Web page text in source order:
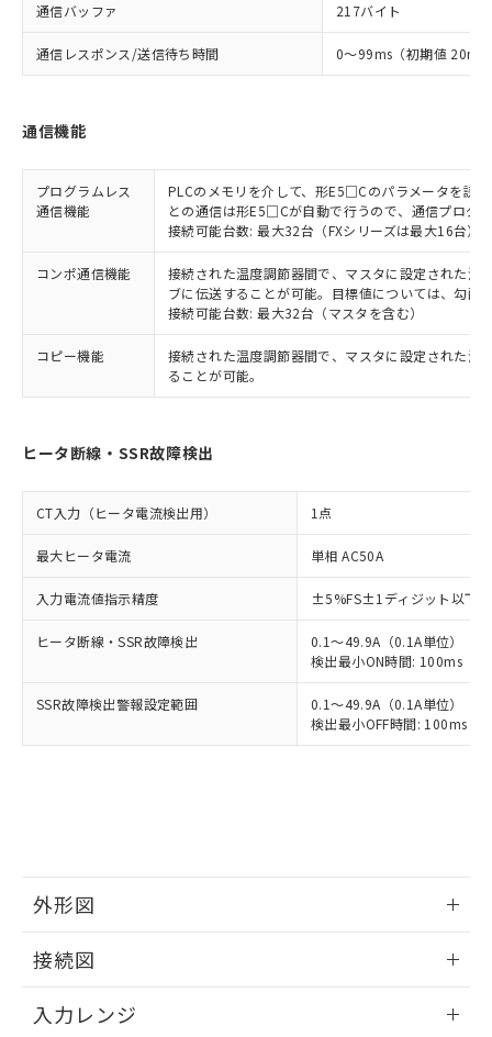
通信バッファ 217バイト
通信レスポンス/送信待ち時間 0～99ms（初期値 20ms
通信機能
プログラムレス
通信機能
PLCのメモリを介して、形E5□Cのパラメータを読
との通信は形E5□Cが自動で行うので、通信プログ
接続可能台数: 最大32台（FXシリーズは最大16台）
コンポ通信機能
接続された温度調節器間で、マスタに設定された温
ブに伝送することが可能。目標値については、勾配
接続可能台数: 最大32台（マスタを含む）
コピー機能
接続された温度調節器間で、マスタに設定された温
ることが可能。
ヒータ断線・SSR故障検出
CT入力（ヒータ電流検出用） 1点
最大ヒータ電流 単相 AC50A
入力電流値指示精度 ±5%FS±1ディジット以下
ヒータ断線・SSR故障検出
0.1～49.9A（0.1A単位）
検出最小ON時間: 100ms（
SSR故障検出警報設定範囲
0.1～49.9A（0.1A単位）
検出最小OFF時間: 100ms（
外形図
接続図
入力レンジ